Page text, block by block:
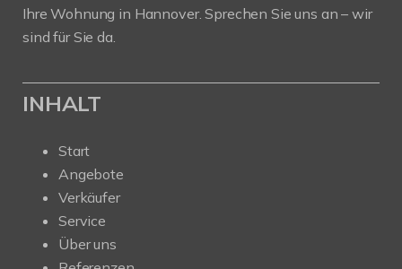
Ihre Wohnung in Hannover. Sprechen Sie uns an – wir
sind für Sie da.
INHALT
Start
Angebote
Verkäufer
Service
Über uns